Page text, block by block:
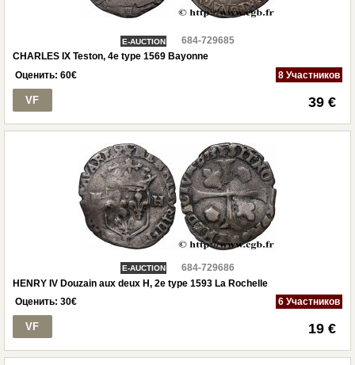
E-AUCTION
684-729685
CHARLES IX Teston, 4e type 1569 Bayonne
Оценить: 60€ 8 Участников
VF 39 €
E-AUCTION
684-729686
HENRY IV Douzain aux deux H, 2e type 1593 La Rochelle
Оценить: 30€ 6 Участников
VF 19 €